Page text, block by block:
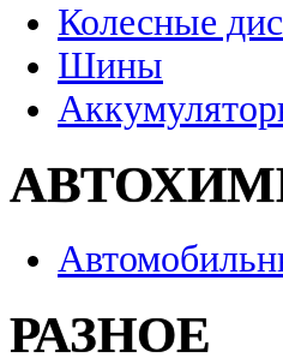
Колесные
Шины
РАЗНОЕ